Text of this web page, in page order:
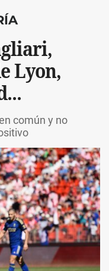
Lyon,
común y no